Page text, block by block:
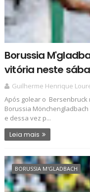
Borussia
vitória neste
Guilherme Henrique
Após golear o Bersenbruck
Borussia
e dessa vez p...
Leia mais
BORUSSIA M'GLADBACH